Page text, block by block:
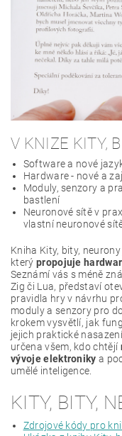
V KNIZE KITY,
Software a nové
Hardware - nové a
Moduly, senzory a
bastlení
Neuronové sítě v
vlastní neuronové
Kniha Kity, bity,
který propojuje
Seznámí vás s méně
Zig či Lua, představí
pravidla hry v návrhu
moduly a senzory pro
krokem vysvětlí, jak
jejich praktické
určena všem, kdo chtějí
vývoje elektroniky a
umělé inteligence.
KITY, BITY,
Zdrojové kódy pro